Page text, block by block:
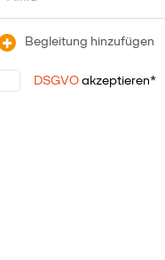
+ Begleitung hinzufügen
DSGVOakzeptieren*